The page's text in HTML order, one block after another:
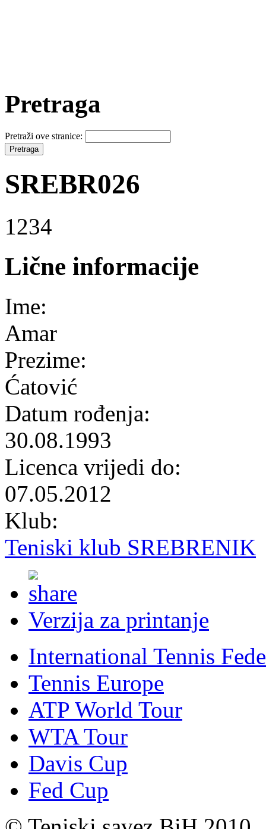
Pretraga
Pretraži ove stranice:
SREBR026
1234
Lične informacije
Ime:
Amar
Prezime:
Ćatović
Datum rođenja:
30.08.1993
Licenca vrijedi do:
07.05.2012
Klub:
Teniski klub SREBRENIK
Verzija za printanje
International Tennis
Tennis Europe
ATP World Tour
WTA Tour
Davis Cup
Fed Cup